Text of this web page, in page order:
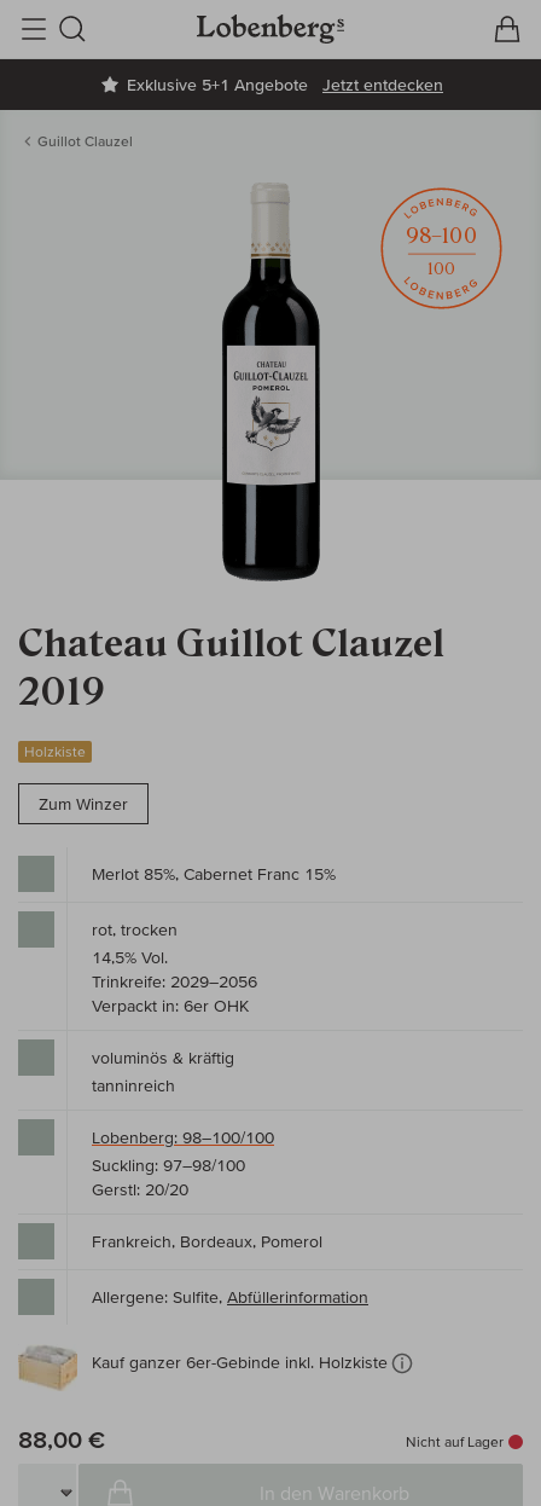
Exklusive 5+1 Angebote Jetzt entdecken
Suche
Guillot Clauzel
Chateau Guillot Clauzel
2019
Holzkiste
Zum Winzer
98–100
100
Merlot 85%, Cabernet Franc 15%
rot, trocken
14,5% Vol.
Trinkreife: 2029–2056
Verpackt in: 6er OHK
voluminös & kräftig
tanninreich
Lobenberg: 98–100/100
Suckling: 97–98/100
Gerstl: 20/20
Frankreich, Bordeaux, Pomerol
Allergene: Sulfite, Abfüllerinformation
Kauf ganzer 6er-Gebinde inkl. Holzkiste
88,00 € Nicht auf Lager
In den Warenkorb